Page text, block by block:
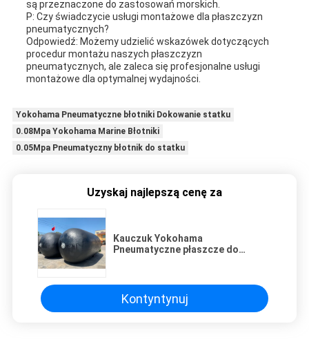
są przeznaczone do zastosowań morskich.
P: Czy świadczycie usługi montażowe dla płaszczyzn
pneumatycznych?
Odpowiedź: Możemy udzielić wskazówek dotyczących
procedur montażu naszych płaszczyzn
pneumatycznych, ale zaleca się profesjonalne usługi
montażowe dla optymalnej wydajności.
Yokohama Pneumatyczne błotniki Dokowanie statku
0.08Mpa Yokohama Marine Błotniki
0.05Mpa Pneumatyczny błotnik do statku
Uzyskaj najlepszą cenę za
Kauczuk Yokohama
Pneumatyczne płaszcze do
4,5 m
Kontyntynuj